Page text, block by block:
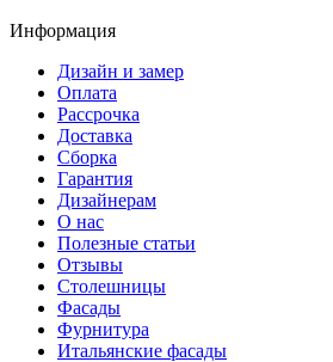
Информация
Дизайн и замер
Оплата
Рассрочка
Доставка
Сборка
Гарантия
Дизайнерам
О нас
Полезные статьи
Отзывы
Столешницы
Фасады
Фурнитура
Итальянские фасады